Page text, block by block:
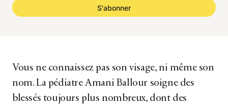
S'abonner
Vous ne connaissez pas son visage, ni même son
nom. La pédiatre Amani Ballour soigne des
blessés toujours plus nombreux, dont des